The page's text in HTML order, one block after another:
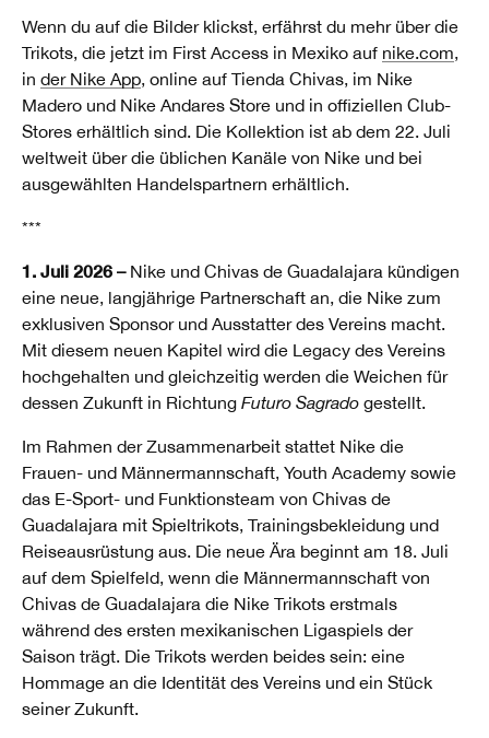
Wenn du auf die Bilder klickst, erfährst du mehr über die
Trikots, die jetzt im First Access in Mexiko auf nike.com,
in der Nike App, online auf Tienda Chivas, im Nike
Madero und Nike Andares Store und in offiziellen Club-
Stores erhältlich sind. Die Kollektion ist ab dem 22. Juli
weltweit über die üblichen Kanäle von Nike und bei
ausgewählten Handelspartnern erhältlich.
***
1. Juli 2026 – Nike und Chivas de Guadalajara kündigen
eine neue, langjährige Partnerschaft an, die Nike zum
exklusiven Sponsor und Ausstatter des Vereins macht.
Mit diesem neuen Kapitel wird die Legacy des Vereins
hochgehalten und gleichzeitig werden die Weichen für
dessen Zukunft in Richtung Futuro Sagrado gestellt.
Im Rahmen der Zusammenarbeit stattet Nike die
Frauen- und Männermannschaft, Youth Academy sowie
das E-Sport- und Funktionsteam von Chivas de
Guadalajara mit Spieltrikots, Trainingsbekleidung und
Reiseausrüstung aus. Die neue Ära beginnt am 18. Juli
auf dem Spielfeld, wenn die Männermannschaft von
Chivas de Guadalajara die Nike Trikots erstmals
während des ersten mexikanischen Ligaspiels der
Saison trägt. Die Trikots werden beides sein: eine
Hommage an die Identität des Vereins und ein Stück
seiner Zukunft.